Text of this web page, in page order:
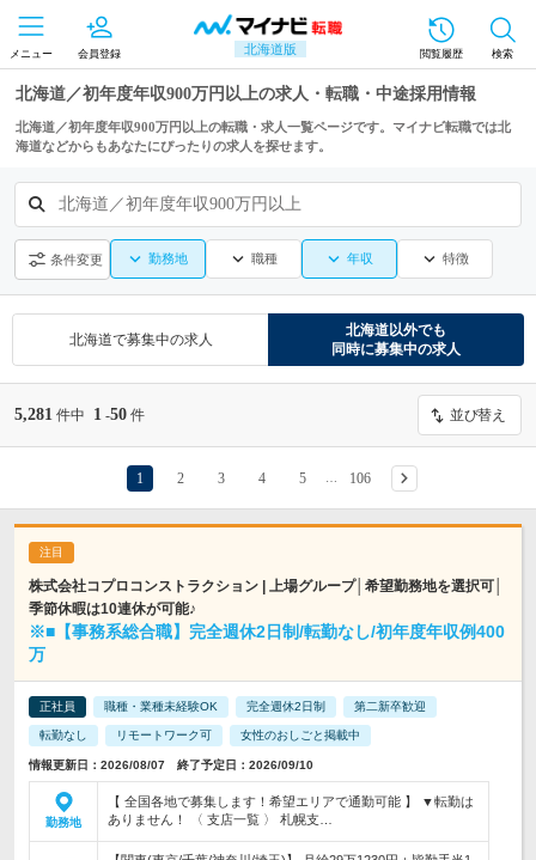
北海道版
メニュー 会員登録 閲覧履歴 検索
北海道／初年度年収900万円以上の求人・転職・中途採用情報
北海道／初年度年収900万円以上の転職・求人一覧ページです。マイナビ転職では北
海道などからもあなたにぴったりの求人を探せます。
北海道／初年度年収900万円以上
条件変更 勤務地 職種 年収 特徴
北海道で募集中の求人
北海道以外でも
同時に募集中の求人
5,281 件中 1 -50 件 並び替え
1 2 3 4 5 106
株式会社コプロコンストラクション | 上場グループ│希望勤務地を選択可│
季節休暇は10連休が可能♪
※■【事務系総合職】完全週休2日制/転勤なし/初年度年収例400
万
正社員 職種・業種未経験OK 完全週休2日制 第二新卒歓迎
転勤なし リモートワーク可 女性のおしごと掲載中
情報更新日：2026/08/07 終了予定日：2026/09/10
勤務地
【 全国各地で募集します！希望エリアで通勤可能 】 ▼転勤は
ありません！ 〈 支店一覧 〉 札幌支…